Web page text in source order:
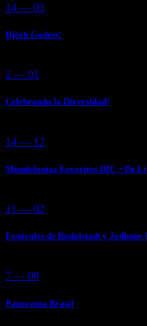
14 — 03
Björk Godess!
2 — 01
Celebrando la Diversidad!
14 — 12
Mundofonías Favoritos DIC + De
11 — 02
Festivales de Rudolstadt y Jodhpur
7 — 08
Panorama Brasil